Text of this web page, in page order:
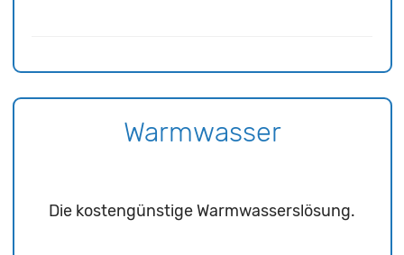
Warmwasser
Die kostengünstige Warmwasserslösung.